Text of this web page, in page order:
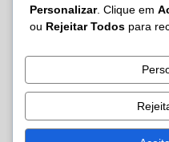
Radio Baiana FM 89,3 Rua
570 Tel.: (71)
Contato:
Personalizar. Clique em
ou Rejeitar Todos para